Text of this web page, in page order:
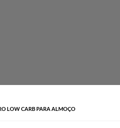
LOW CARB PARA ALMOÇO